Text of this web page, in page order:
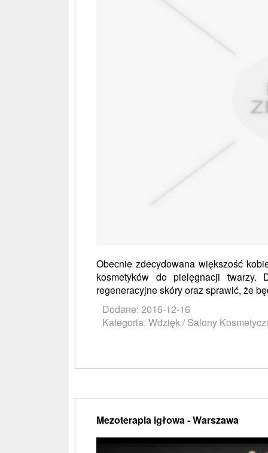
Obecnie zdecydowana większość
kosmetyków do pielęgnacji twarzy.
regeneracyjne skóry oraz sprawić, że
Dodane: 2015-12-16
Kategoria: Wdzięk / Salony
Mezoterapia igłowa - Warszawa